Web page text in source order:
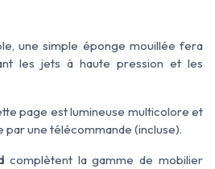
une simple éponge mouillée fera
les jets à haute pression et les
page est lumineuse multicolore et
une télécommande (incluse).
complètent la gamme de mobilier